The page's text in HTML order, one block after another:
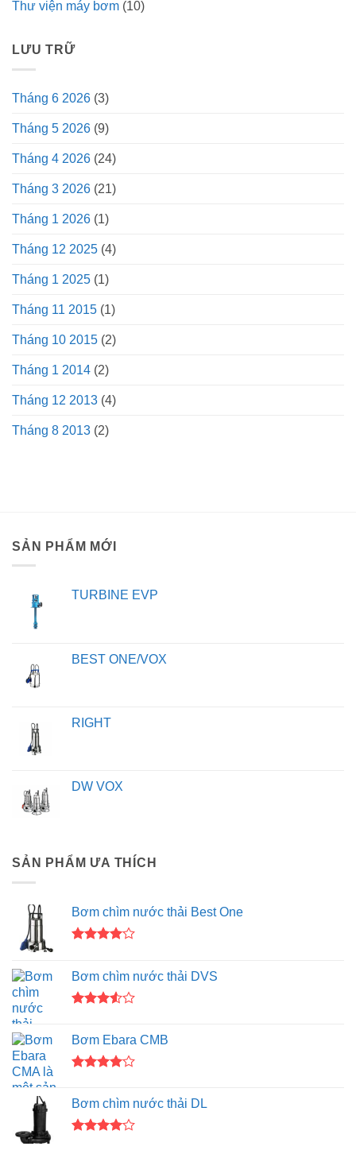
Thư viện máy bơm (10)
LƯU TRỮ
Tháng 6 2026 (3)
Tháng 5 2026 (9)
Tháng 4 2026 (24)
Tháng 3 2026 (21)
Tháng 1 2026 (1)
Tháng 12 2025 (4)
Tháng 1 2025 (1)
Tháng 11 2015 (1)
Tháng 10 2015 (2)
Tháng 1 2014 (2)
Tháng 12 2013 (4)
Tháng 8 2013 (2)
SẢN PHẨM MỚI
TURBINE EVP
BEST ONE/VOX
RIGHT
DW VOX
SẢN PHẨM ƯA THÍCH
Bơm chìm nước thải Best One
4.005
sao
Bơm chìm nước thải DVS
hạng
3.50
5
sao
Bơm Ebara CMB
4.005
sao
Bơm chìm nước thải DL